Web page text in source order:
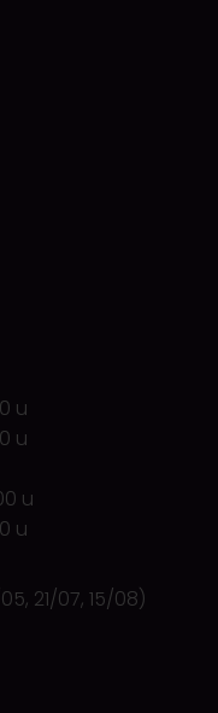
u
u
u
u
21/07, 15/08)